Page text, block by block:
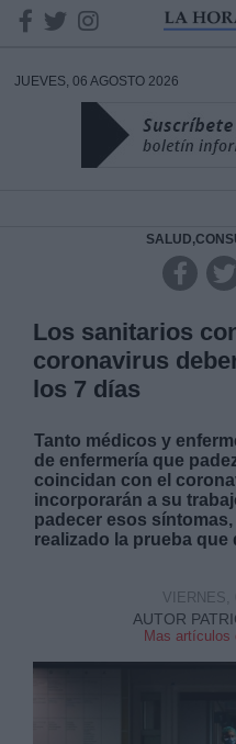
JUEVES, 06 AGOSTO 2026
Los sanitarios
coronavirus
los 7 días
Tanto médicos y
de enfermería que
coincidan con el
incorporarán a su
padecer esos
realizado la prueba que
AUTOR
Mas artículos
VIERNES,
DATOS
Responsable:
Legitimación:
Destinatarios: